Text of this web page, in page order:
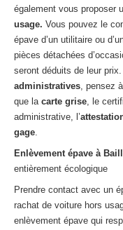
également vous proposer
usage. Vous pouvez le
épave d’un utilitaire ou
pièces détachées
seront déduits de leur
administratives, pensez
que la carte grise, le
administrative, l’
gage.
Enlèvement épave à
entièrement écologique
Prendre contact avec un
rachat de voiture hors
enlèvement épave qui